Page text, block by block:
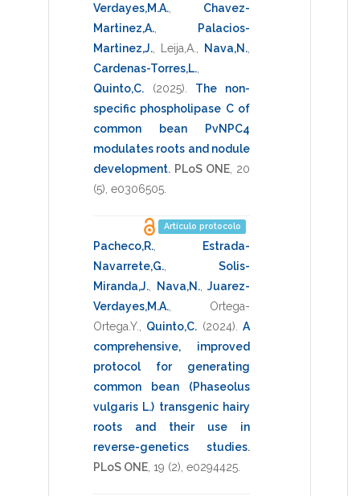
Verdayes,M.A.
Chavez-
Martinez,A.
Palacios-
Martinez,J.
Leija,A. Nava,N.
Cardenas-Torres,L.
Quinto,C.
(2025)
The non-
specific phospholipase C of
common bean PvNPC4
modulates roots and nodule
development. PLoS ONE 20
(5), e0306505
Artículo protocolo
Pacheco,R.
Estrada-
Navarrete,G.
Solis-
Miranda,J.
Nava,N., Juarez-
Verdayes,M.A.
Ortega-
Ortega.Y.
Quinto,C. (2024) .A
comprehensive, improved
protocol for generating
common bean (Phaseolus
vulgaris L.) transgenic hairy
roots and their use in
reverse-genetics studies.
PLoS ONE 19 (2), e0294425